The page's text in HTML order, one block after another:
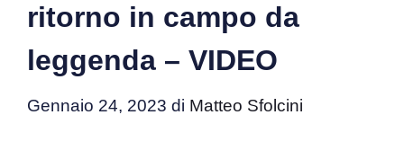
ritorno in campo da
leggenda – VIDEO
Gennaio 24, 2023 di Matteo Sfolcini